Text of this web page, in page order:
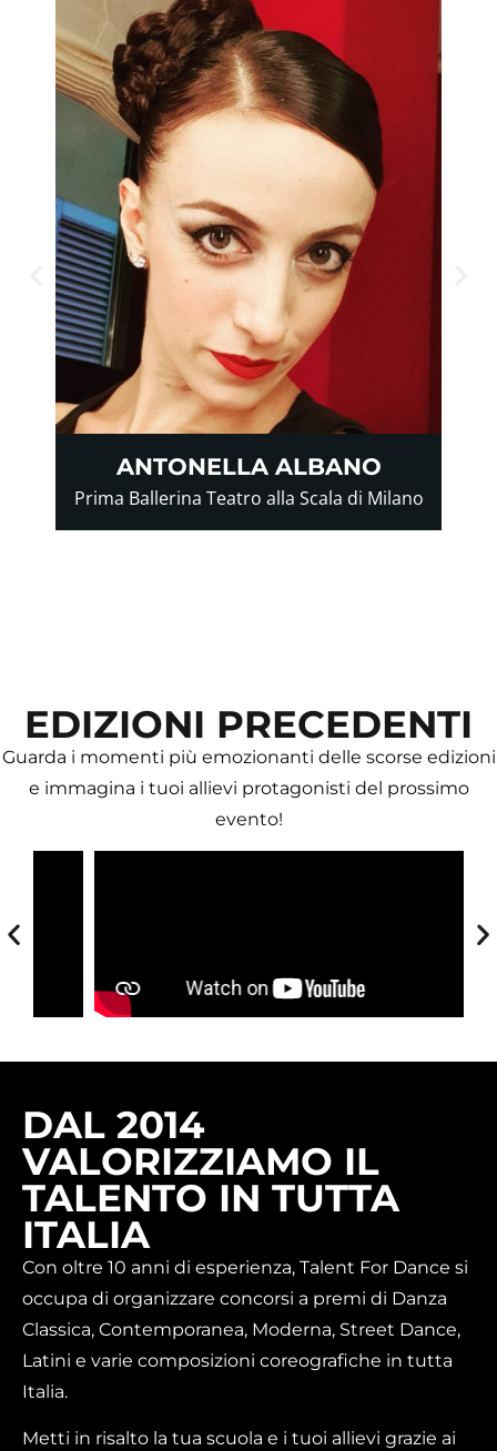
ANTONELLA ALBANO
Prima Ballerina Teatro alla Scala di Milano
EDIZIONI PRECEDENTI
Guarda i momenti più emozionanti delle scorse edizioni
e immagina i tuoi allievi protagonisti del prossimo
evento!
DAL 2014
VALORIZZIAMO IL
TALENTO IN TUTTA
ITALIA
Con oltre 10 anni di esperienza, Talent For Dance si
occupa di organizzare concorsi a premi di Danza
Classica, Contemporanea, Moderna, Street Dance,
Latini e varie composizioni coreografiche in tutta
Italia.
Metti in risalto la tua scuola e i tuoi allievi grazie ai